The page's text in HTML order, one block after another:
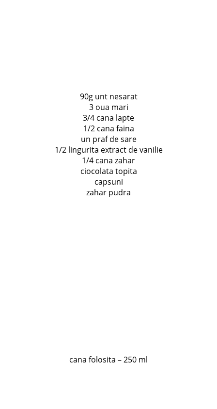
90g unt nesarat
3 oua mari
3/4 cana lapte
1/2 cana faina
un praf de sare
1/2 lingurita extract de vanilie
1/4 cana zahar
ciocolata topita
capsuni
zahar pudra
cana folosita – 250 ml